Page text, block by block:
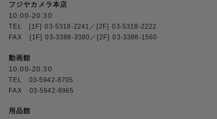
フジヤカメラ本店
10:00-20:30
TEL [1F] 03-5318-2241／[2F] 03-5318-2222
FAX [1F] 03-3388-3380／[2F] 03-3388-1560
動画館
10:00-20:30
TEL 03-5942-8705
FAX 03-5942-8965
用品館